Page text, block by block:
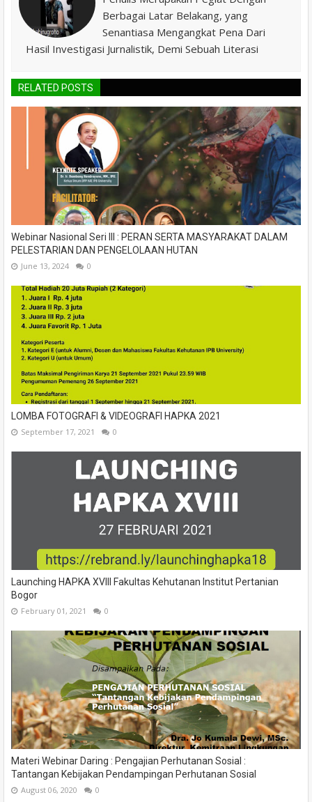
Berbagai Latar Belakang, yang
Senantiasa Mengangkat Pena Dari
Hasil Investigasi Jurnalistik, Demi Sebuah Literasi
RELATED POSTS
Webinar Nasional Seri III : PERAN SERTA MASYARAKAT DALAM
PELESTARIAN DAN PENGELOLAAN HUTAN
June 13, 2024 0
LOMBA FOTOGRAFI & VIDEOGRAFI HAPKA 2021
September 17, 2021 0
Launching HAPKA XVIII Fakultas Kehutanan Institut Pertanian
Bogor
February 01, 2021 0
Materi Webinar Daring : Pengajian Perhutanan Sosial :
Tantangan Kebijakan Pendampingan Perhutanan Sosial
August 06, 2020 0